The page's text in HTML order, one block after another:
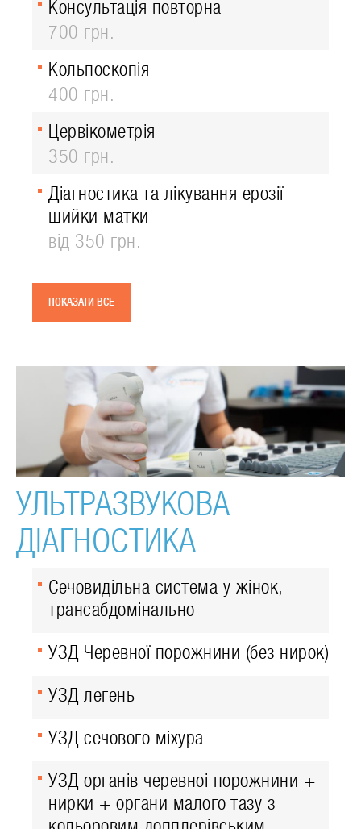
Консультація повторна
700 грн.
Кольпоскопія
400 грн.
Цервікометрія
350 грн.
Діагностика та лікування ерозії
шийки матки
від 350 грн.
ПОКАЗАТИ ВСЕ
УЛЬТРАЗВУКОВА
ДІАГНОСТИКА
Сечовидільна система у жінок,
трансабдомінально
УЗД Черевної порожнини (без нирок)
УЗД легень
УЗД сечового міхура
УЗД органів черевноі порожнини +
нирки + органи малого тазу з